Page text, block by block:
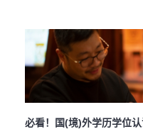
必看！国(境)外学历学位